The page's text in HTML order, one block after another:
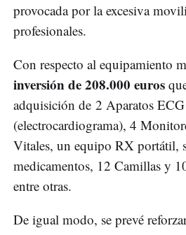
provocada por la excesiva
profesionales.
Con respecto al equipamiento
inversión de 208.000 euros
adquisición de 2 Aparatos ECG
(electrocardiograma), 4
Vitales, un equipo RX portátil,
medicamentos, 12 Camillas y
entre otras.
De igual modo, se prevé